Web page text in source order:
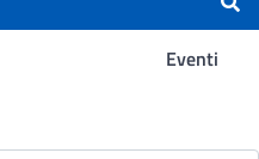
Eventi
-